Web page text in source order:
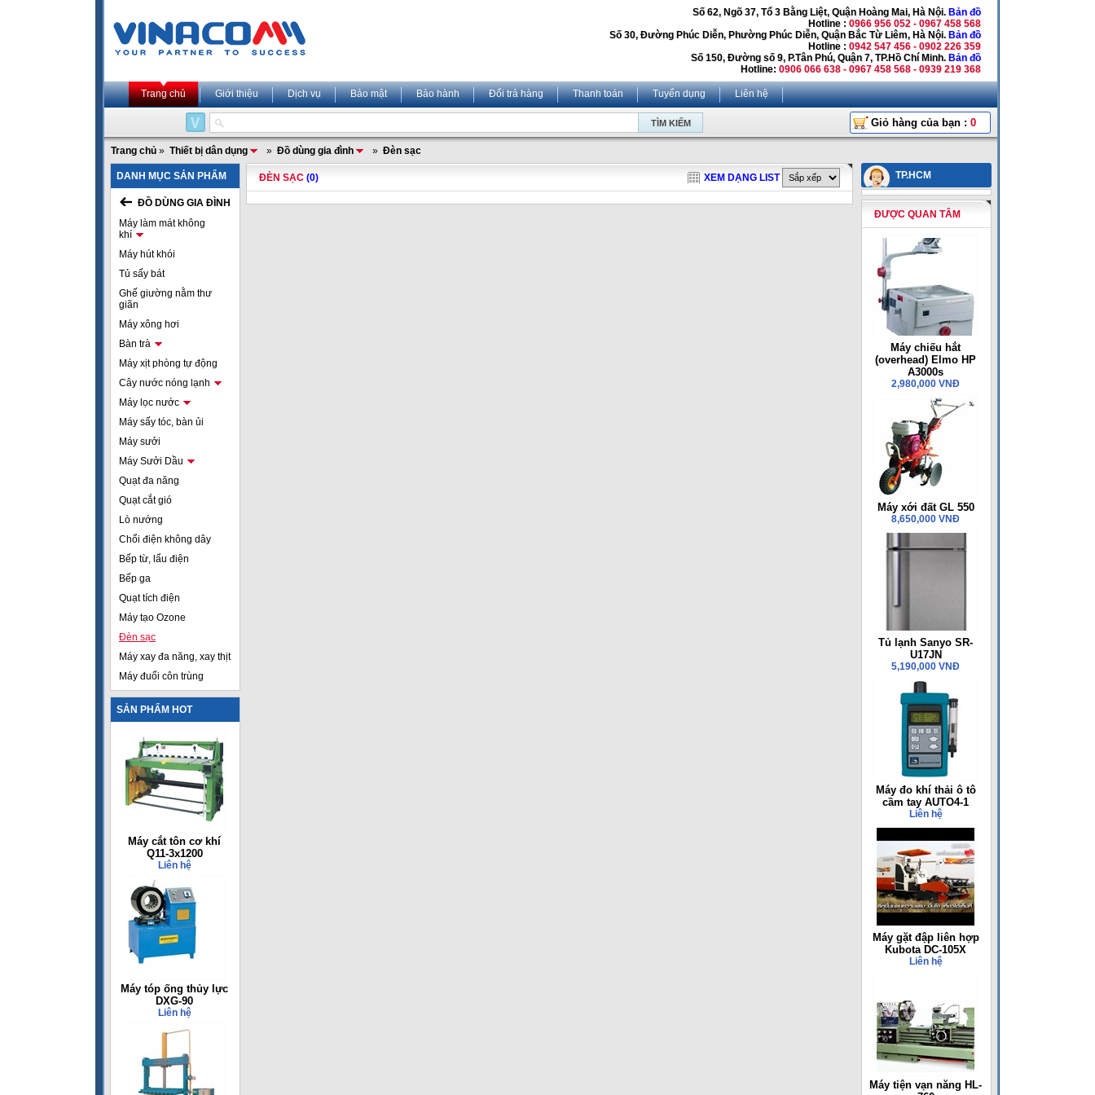
Số 62, Ngõ 37, Tổ 3 Bằng Liệt, Quận Hoàng Mai, Hà Nội. Bản đồ
Hotline : 0966 956 052 - 0967 458 568
Số 30, Đường Phúc Diễn, Phường Phúc Diễn, Quận Bắc Từ Liêm, Hà Nội. Bản đồ
Hotline : 0942 547 456 - 0902 226 359
Số 150, Đường số 9, P.Tân Phú, Quận 7, TP.Hồ Chí Minh. Bản đồ
Hotline: 0906 066 638 - 0967 458 568 - 0939 219 368
Trang chủ Giới thiệu Dịch vụ Bảo mật Bảo hành Đổi trả hàng Thanh toán Tuyển dụng Liên hệ
Giỏ hàng của bạn : 0
Trang chủ » Thiết bị dân dụng » Đồ dùng gia đình » Đèn sạc
DANH MỤC SẢN PHẨM
ĐỒ DÙNG GIA ĐÌNH
Máy làm mát không
khí
Máy hút khói
Tủ sấy bát
Ghế giường nằm thư
giãn
Máy xông hơi
Bàn trà
Máy xịt phòng tự động
Cây nước nóng lạnh
Máy lọc nước
Máy sấy tóc, bàn ủi
Máy sưởi
Máy Sưởi Dầu
Quạt đa năng
Quạt cắt gió
Lò nướng
Chổi điện không dây
Bếp từ, lẩu điện
Bếp ga
Quạt tích điện
Máy tạo Ozone
Đèn sạc
Máy xay đa năng, xay thịt
Máy đuổi côn trùng
SẢN PHẨM HOT
Máy cắt tôn cơ khí
Q11-3x1200
Liên hệ
Máy tóp ống thủy lực
DXG-90
Liên hệ
ĐÈN SẠC (0) XEM DẠNG LIST TP.HCM
ĐƯỢC QUAN TÂM
Máy chiếu hắt
(overhead) Elmo HP
A3000s
2,980,000 VNĐ
Máy xới đất GL 550
8,650,000 VNĐ
Tủ lạnh Sanyo SR-
U17JN
5,190,000 VNĐ
Máy đo khí thải ô tô
cầm tay AUTO4-1
Liên hệ
Máy gặt đập liên hợp
Kubota DC-105X
Liên hệ
Máy tiện vạn năng HL-